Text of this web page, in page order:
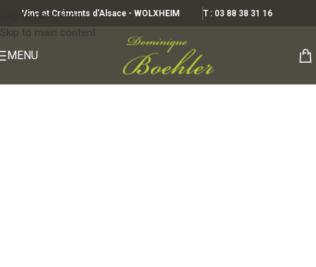
Skip to navigation
Skip to main content
Vins et Crémants d'Alsace - WOLXHEIM T : 03 88 38 31 16
MENU